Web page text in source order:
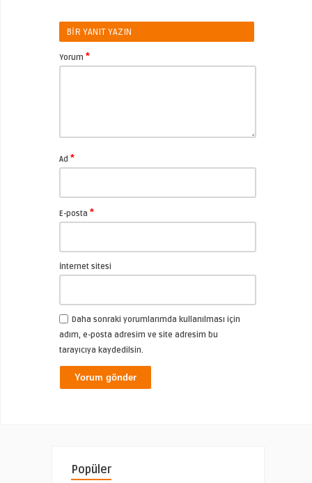
BIR YANIT YAZIN
Yorum *
Ad *
E-posta *
İnternet sitesi
Daha sonraki yorumlarımda kullanılması için
adım, e-posta adresim ve site adresim bu
tarayıcıya kaydedilsin.
Popüler